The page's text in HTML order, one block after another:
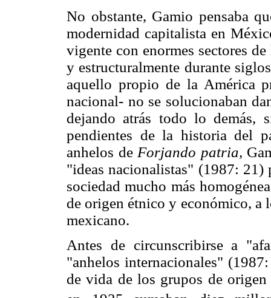
No obstante, Gamio pensaba
modernidad capitalista en
vigente con enormes sectores
y estructuralmente durante
aquello propio de la América
nacional- no se solucionaban
dejando atrás todo lo demás,
pendientes de la historia del
anhelos de Forjando patria,
"ideas nacionalistas" (1987: 21)
sociedad mucho más
de origen étnico y económico,
mexicano.
Antes de circunscribirse a
"anhelos internacionales"
de vida de los grupos de